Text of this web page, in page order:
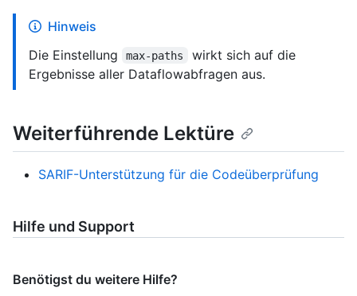
Hinweis
Die Einstellung
max-paths
wirkt sich auf die
Ergebnisse aller Dataflowabfragen aus.
Weiterführende Lektüre
SARIF-Unterstützung für die Codeüberprüfung
Hilfe und Support
Benötigst du weitere Hilfe?